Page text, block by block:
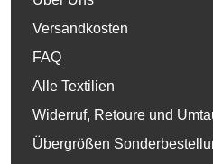
Versandkosten
FAQ
Alle Textilien
Widerruf, Retoure und
Übergrößen